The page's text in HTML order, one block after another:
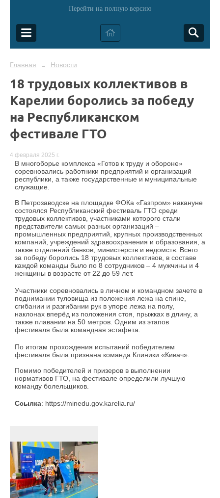
Перейти на полную версию
Главная → Новости
18 трудовых коллективов в
Карелии боролись за победу
на Республиканском
фестивале ГТО
4 февраля 2025 г.
В многоборье комплекса «Готов к труду и обороне»
соревновались работники предприятий и организаций
республики, а также государственные и муниципальные
служащие.
В Петрозаводске на площадке ФОКа «Газпром» накануне
состоялся Республиканский фестиваль ГТО среди
трудовых коллективов, участниками которого стали
представители самых разных организаций –
промышленных предприятий, крупных производственных
компаний, учреждений здравоохранения и образования, а
также отделений банков, министерств и ведомств. Всего
за победу боролись 18 трудовых коллективов, в составе
каждой команды было по 8 сотрудников – 4 мужчины и 4
женщины в возрасте от 22 до 59 лет.
Участники соревновались в личном и командном зачете в
поднимании туловища из положения лежа на спине,
сгибании и разгибании рук в упоре лежа на полу,
наклонах вперёд из положения стоя, прыжках в длину, а
также плавании на 50 метров. Одним из этапов
фестиваля была командная эстафета.
По итогам прохождения испытаний победителем
фестиваля была признана команда Клиники «Кивач».
Помимо победителей и призеров в выполнении
нормативов ГТО, на фестивале определили лучшую
команду болельщиков.
Ссылка: https://minedu.gov.karelia.ru/